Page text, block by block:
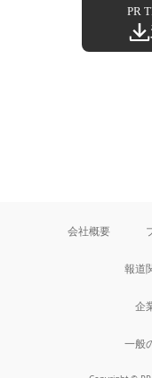
PR
会社概要
報道
企
一般